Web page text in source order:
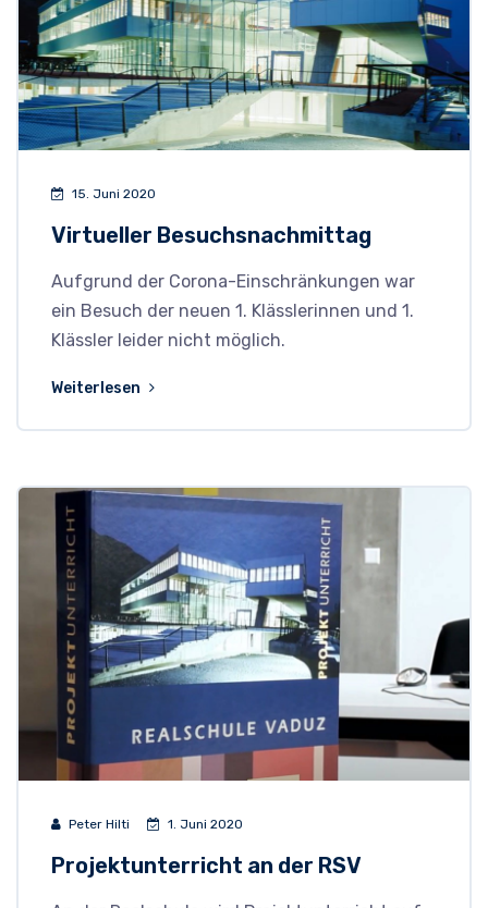
15. Juni 2020
Virtueller Besuchsnachmittag
Aufgrund der Corona-Einschränkungen war
ein Besuch der neuen 1. Klässlerinnen und 1.
Klässler leider nicht möglich.
Weiterlesen
Peter Hilti 1. Juni 2020
Projektunterricht an der RSV